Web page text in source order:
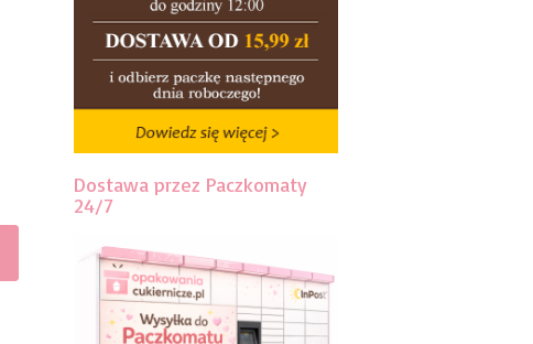
Dostawa przez Paczkomaty
24/7